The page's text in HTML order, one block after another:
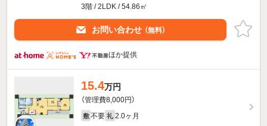
3階 / 2LDK / 54.86㎡
お問い合わせ （無料）
ほか提供
15.4万円
（管理費8,000円）
敷 不要 礼 2.0ヶ月